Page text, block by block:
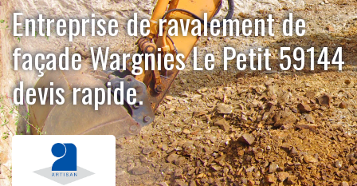
Entreprise de ravalement de
façade Wargnies Le Petit 59144
devis rapide.